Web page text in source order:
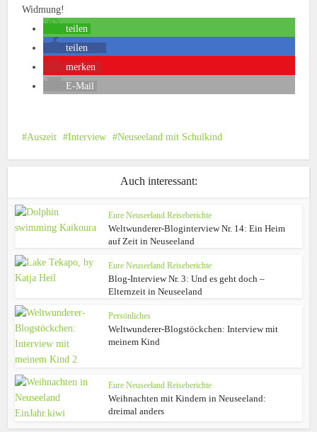
Widmung!
teilen
teilen
merken
E-Mail
Auszeit Interview Neuseeland mit Schulkind
Auch interessant:
Eure Neuseeland Reiseberichte
Weltwunderer-Bloginterview Nr. 14: Ein Heim
auf Zeit in Neuseeland
Eure Neuseeland Reiseberichte
Blog-Interview Nr. 3: Und es geht doch –
Elternzeit in Neuseeland
Persönliches
Weltwunderer-Blogstöckchen: Interview mit
meinem Kind
Eure Neuseeland Reiseberichte
Weihnachten mit Kindern in Neuseeland:
dreimal anders